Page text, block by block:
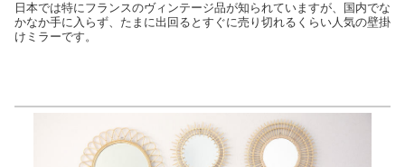
日本では特にフランスのヴィンテージ品が知られていますが、国内でな
かなか手に入らず、たまに出回るとすぐに売り切れるくらい人気の壁掛
けミラーです。